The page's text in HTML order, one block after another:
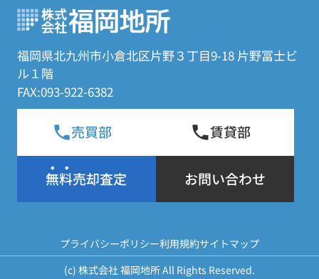
福岡県北九州市小倉北区片野３丁目9-18 片野冨士ビ
ル１階
FAX:093-922-6382
売買部 賃貸部
無料売却査定 お問い合わせ
プライバシーポリシー利用規約サイトマップ
(c) 株式会社 福岡地所 All Rights Reserved.